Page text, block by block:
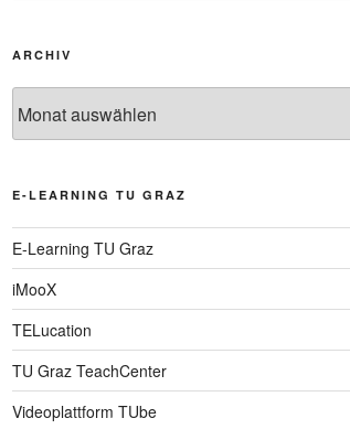
ARCHIV
E-LEARNING TU GRAZ
E-Learning TU Graz
iMooX
TELucation
TU Graz TeachCenter
Videoplattform TUbe